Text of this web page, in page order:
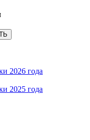
2026 года
2025 года